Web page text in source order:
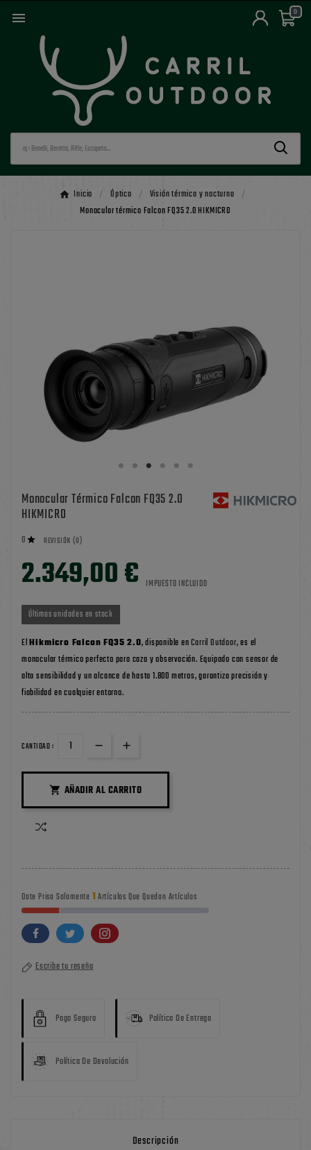
 0
Inicio Óptica
Visión térmica y nocturna
Monocular térmico Falcon FQ35 2.0 HIKMICRO
Monocular Térmico Falcon FQ35 2.0
HIKMICRO
0  REVISIÓN (0)
2.349,00 € IMPUESTO INCLUIDO
Últimas unidades en stock
ElHikmicro Falcon FQ35 2.0, disponible enCarril Outdoor, es el
monocular térmico perfecto para caza y observación. Equipado con sensor de
alta sensibilidad y un alcance de hasta 1.800 metros, garantiza precisión y
fiabilidad en cualquier entorno.
CANTIDAD :
 AÑADIR AL CARRITO
Date Prisa Solamente 1Artículos Que Quedan Artículos
Escribe tu reseña
Pago Seguro Política De Entrega
Política De Devolución
Descripción